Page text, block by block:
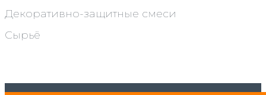
Декоративно-защитные смеси
Сырьё